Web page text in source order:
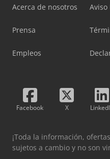
Acerca de nosotros
Prensa
Empleos
Aviso
Facebook X
¡Toda la información,
sujetos a cambio y no son